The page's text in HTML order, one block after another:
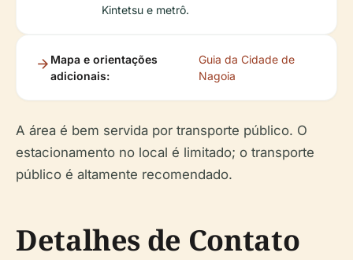
Kintetsu e metrô.
Mapa e orientações
adicionais:
Guia da Cidade de
Nagoia
A área é bem servida por transporte público. O
estacionamento no local é limitado; o transporte
público é altamente recomendado.
Detalhes de Contato